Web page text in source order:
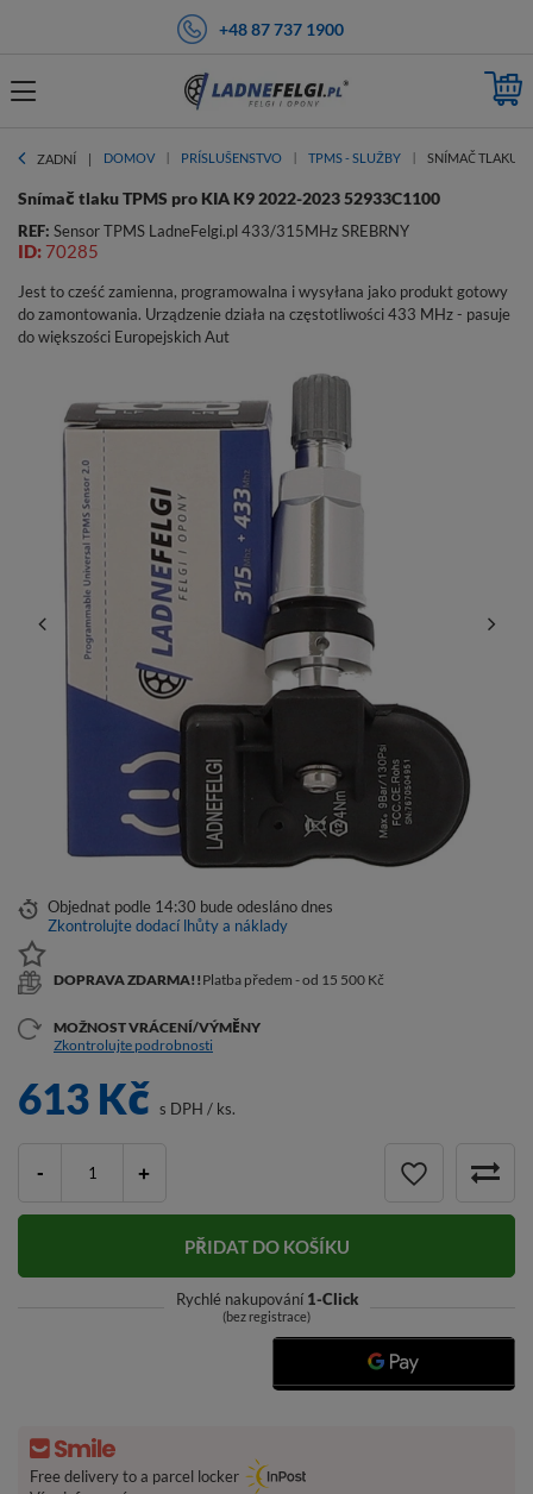
+48 87 737 1900
ZADNÍ DOMOV PRÍSLUŠENSTVO TPMS - SLUŽBY SNÍMAČ TLAKU
Snímač tlaku TPMS pro KIA K9 2022-2023 52933C1100
REF: Sensor TPMS LadneFelgi.pl 433/315MHz SREBRNY
ID: 70285
Jest to cześć zamienna, programowalna i wysyłana jako produkt gotowy
do zamontowania. Urządzenie działa na częstotliwości 433 MHz - pasuje
do większości Europejskich Aut
613 Kč s DPH / ks.
- +
PŘIDAT DO KOŠÍKU
Rychlé nakupování 1-Click
(bez registrace)
Objednat podle 14:30 bude odesláno dnes
Zkontrolujte dodací lhůty a náklady
DOPRAVA ZDARMA!! Platba předem - od 15 500 Kč
MOŽNOST VRÁCENÍ/VÝMĚNY
Zkontrolujte podrobnosti
Free delivery to a parcel locker